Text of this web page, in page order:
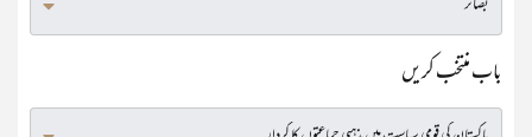
باب منتخب کریں